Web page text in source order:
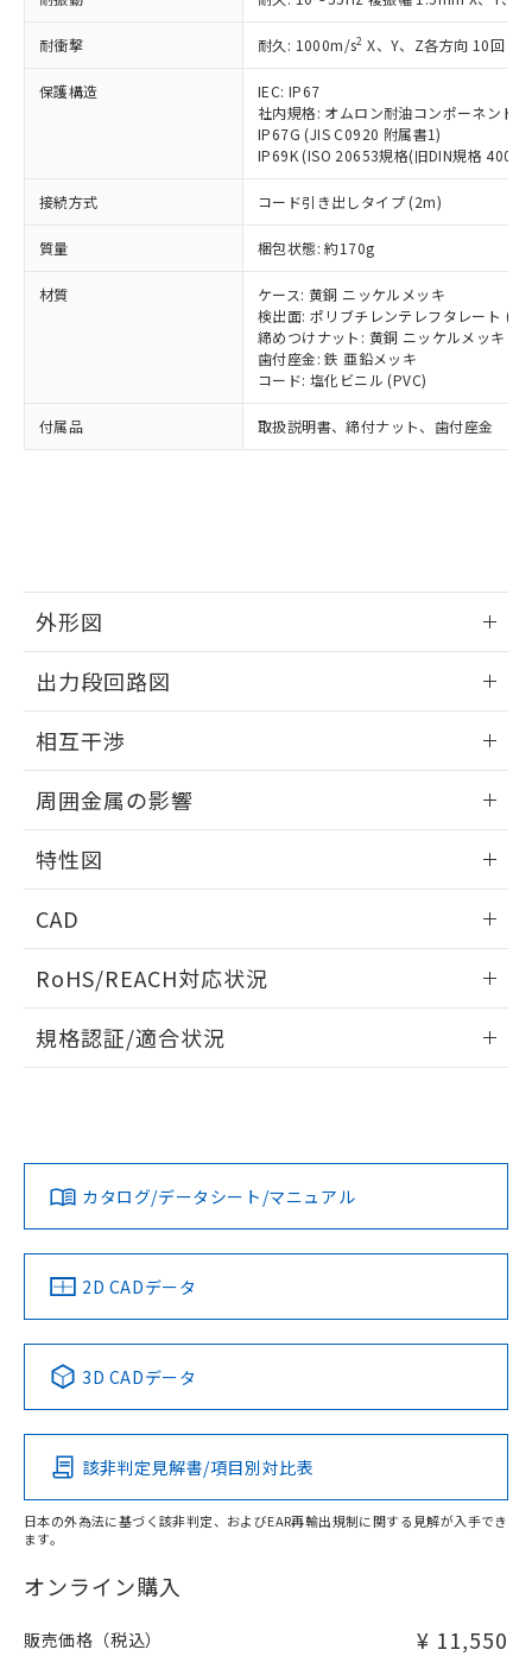
耐衝撃 耐久: 1000m/s2 X、Y、Z各方向 10回
保護構造
IEC: IP67
社内規格: オムロン耐油コンポーネント
IP67G (JIS C0920 附属書1)
IP69K (ISO 20653規格(旧DIN規格
接続方式 コード引き出しタイプ (2m)
質量 梱包状態: 約170g
材質
ケース: 黄銅 ニッケルメッキ
検出面: ポリブチレンテレフタレート
締めつけナット: 黄銅 ニッケルメッキ
歯付座金: 鉄 亜鉛メッキ
コード: 塩化ビニル (PVC)
付属品 取扱説明書、締付ナット、歯付座金
外形図
外形図
出力段回路図
出力段回路図
タイムチャート
相互干渉
相互干渉
A: 200mm以上、B: 110mm以上
周囲金属の影響
周囲金属の影響
以上、n: 54mm以上
特性図
検出物体の大きさと材質による影響
検出領域
CAD
ドすることができます。
ログイン/会員登録
ダウンロードデータをご利用いただく前に、以下を必ずお読
みください。
ソフトウェアの使用条件
RoHS/REACH対応状況
EU RoHS 注意事項・凡例
対応済み
中国 RoHS 注意事項・凡例
Pb Hg Cd Cr(VI)
O
在庫等で未対応品が混在する可能性があります。
問い合わせください。
規格認証/適合状況
LR型式承認
（イギリス
船舶規格）
DNV型式承認
（ノルウェー
BV型式承認
（フランス
KR型式
（韓国
No No No No
この製品の規格認証/適合状況ページへ
その他の認証はこちらのページからご検索ください
カタログ/データシート/マニュアル
2D CADデータ
3D CADデータ
該非判定見解書/項目別対比表
日本の外為法に基づく該非判定、およびEAR再輸出規制に関する見解が入手でき
ます。
オンライン購入
販売価格（税込） ¥ 11,550
記載している更新日時点での社内デー
タに基づき作成されるものであり、閲
覧された時点での実際の在庫および標
準価格とは異なる場合があることをご
了承ください。
正式な納期状況および標準価格はお客
様のお取引先、またはお客様担当のオ
ムロン制御機器販売店・当社販売員に
ご相談ください。
オムロン制御機器販売店や当社販売拠
販売ネットワーク
」をご確認
在庫状況および標準価格結果を当社の
事前の承諾なく第三者に漏洩または開
示しないようお願いします。
マイパーツ機能（部品リスト作成サー
ビス）をご利用いただくには、I-Web
メンバーズにご登録されている必要が
の共同利用に関して"
の「1.共同利
用者の範囲」に記載されている法人を
指します。
*EU RoHS指令（10物質）：
鉛(Pb) 1000ppm以下、 水銀(Hg) 1000ppm以下、 カド
類(PBB) 1000ppm以下、ポリ臭化ジフェニルエーテル類
(PBDE) 1000ppm以下、フタル酸ビス(2-エチルヘキシ
ル) (DEHP)(別名：DOP) 1000ppm以下、フタル酸ブチ
ルベンジル（BBP） 1000ppm以下、フタル酸ジブチル
（DBP） 1000ppm以下、フタル酸ジイソブチル
但し、RoHS指令で産業用監視および制御機器に対する
フタル酸エステル類の４物質については閾値を超える意
図的な使用がないことを確認しています。
部品在庫の切り替え状況などにより、予定
月が前後することがあります。
EU RoHS指令（10物質）の非含有証明書
51物質の非含有証明書（当社基準）
※本証明書は発行日時点で非含有を証明す
るもので、過去に遡って非含有を証明する
また、RoHS指令のフタル酸エステル類４
物質の対応では、対応完了までの期間は出
荷製品に未対応品が混在することから備考
欄に対応日を記載しておりました。
既に当社にて対応品への在庫切替を完了
していることから、特段のことがない限
*中国RoHS10物質の基準値 (GB/T26572)：
Cr(Ⅵ)(六価クロム) : 1000ppm、 PBBs(ポリ臭化ビフェ
ニル類) : 1000ppm、 PBDEs(ポリ臭化ジフェニルエーテ
DBP(フタル酸ジブチル) : 1000ppm、 DIBP(フタル酸ジ
イソブチル) : 1000ppm、 BBP(フタル酸ブチルベンジ
DEHP(フタル酸ビス(2-エチルヘキシル)) : 1000ppm
※2 環境保護使用期限
「ｅ」：有害物質（10物質）のすべてが基
準値以下であることを示します。
「10」：通常の使用状況下において有害物
質が外部に漏えいし、環境に深刻な影響を
及ぼさない年数を意味します。
「－」：未確認です。当社販売部門へお問
または国外への提供する場合は、日本
国政府の輸出許可(または役務取引許
当社は規制貨物を破棄する場合は、完
全に破砕するなど、違法に輸出されな
いよう必要な手段を講じます。
当社は貴社製品を、核兵器、ミサイ
ル、化学兵器、生物兵器またはその他
武器並びにこれらの製造装置等に一切
使用いたしません。
当社は、貴社製品を第三者に販売する
場合は、上記1、2および3の内容を当
該第三者に通知します。また当社は、
販売先および販売に係わる関係者が違
法に輸出するおそれがある場合は、取
り引きをいたしません。
一定数以上の在庫あり
一定数には満たないが在庫あり
在庫なし(最新の在庫状況につ
いては、お客様のお取引先、ま
たはお客様担当のオムロン制御
機器販売店・当社販売員にご確
認ください)
受注生産機種、また在庫状況の
情報を公開していない機種